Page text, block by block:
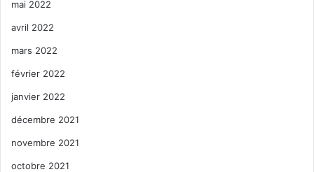
mai 2022
avril 2022
mars 2022
février 2022
janvier 2022
décembre 2021
novembre 2021
octobre 2021